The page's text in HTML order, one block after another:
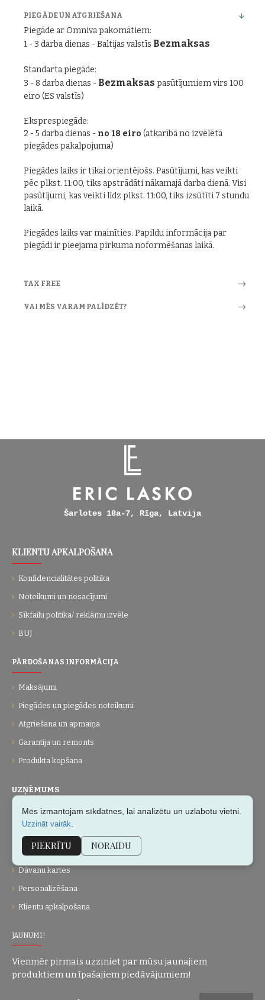
PIEGĀDE UN ATGRIEŠANA
Piegāde ar Omniva pakomātiem:
1 - 3 darba dienas - Baltijas valstīs Bezmaksas
Standarta piegāde:
3 - 8 darba dienas - Bezmaksas pasūtījumiem virs 100
eiro (ES valstīs)
Eksprespiegāde:
2 - 5 darba dienas - no 18 eiro (atkarībā no izvēlētā
piegādes pakalpojuma)
Piegādes laiks ir tikai orientējošs. Pasūtījumi, kas veikti
pēc plkst. 11:00, tiks apstrādāti nākamajā darba dienā. Visi
pasūtījumi, kas veikti līdz plkst. 11:00, tiks izsūtīti 7 stundu
laikā.
Piegādes laiks var mainīties. Papildu informācija par
piegādi ir pieejama pirkuma noformēšanas laikā.
TAX FREE
VAI MĒS VARAM PALĪDZĒT?
Šarlotes 18a-7, Rīga, Latvija
KLIENTU APKALPOŠANA
Konfidencialitātes politika
Noteikumi un nosacījumi
Sīkfailu politika/ reklāmu izvēle
BUJ
PĀRDOŠANAS INFORMĀCIJA
Maksājumi
Piegādes un piegādes noteikumi
Atgriešana un apmaiņa
Garantija un remonts
Produkta kopšana
UZŅĒMUMS
Par mums
Vietnes karte
Dāvanu kartes
Personalizēšana
Klientu apkalpošana
JAUNUMI!
Vienmēr pirmais uzziniet par mūsu jaunajiem
produktiem un īpašajiem piedāvājumiem!
Mēs izmantojam sīkdatnes, lai analizētu un uzlabotu vietni.
Uzzināt vairāk
PIEKRĪTU NORAIDU